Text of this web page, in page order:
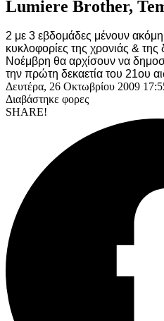
Lumiere Brother,
2 με 3 εβδομάδες μένουν ακόμη
κυκλοφορίες της χρονιάς & της
Νοέμβρη θα αρχίσουν να
την πρώτη δεκαετία του 21ου
Δευτέρα, 26 Οκτωβρίου 2009
Διαβάστηκε φορες
SHARE!